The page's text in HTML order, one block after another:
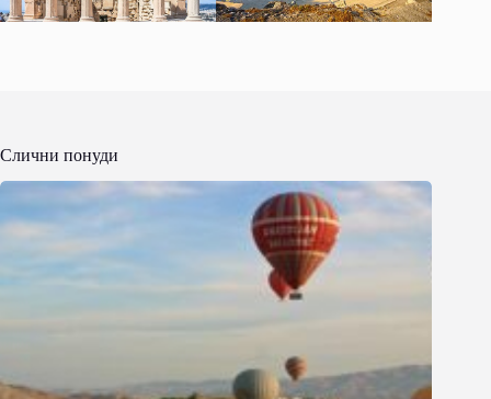
Слични понуди